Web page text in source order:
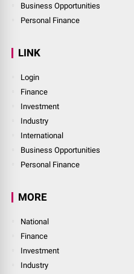
Business Opportunities
Personal Finance
LINK
Login
Finance
Investment
Industry
International
Business Opportunities
Personal Finance
MORE
National
Finance
Investment
Industry